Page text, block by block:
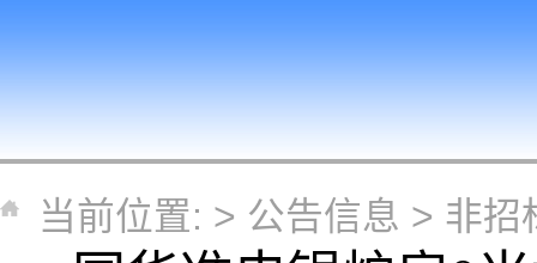
当前位置: > 公告信息 > 非招